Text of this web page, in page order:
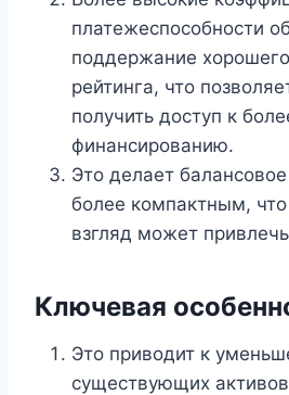
платежеспособности
поддержание
рейтинга, что
получить доступ к
финансированию.
Это делает
более компактным,
взгляд может
Ключевая
Это приводит к
существующих